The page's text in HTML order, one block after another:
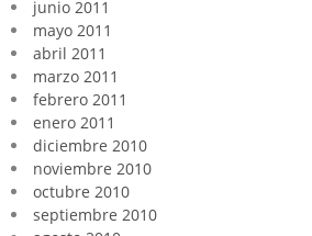
junio 2011
mayo 2011
abril 2011
marzo 2011
febrero 2011
enero 2011
diciembre 2010
noviembre 2010
octubre 2010
septiembre 2010